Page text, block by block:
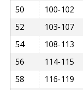
50
100-102
52
103-107
54
108-113
56
114-115
58
116-119